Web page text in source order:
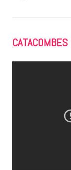
CATACOMBES